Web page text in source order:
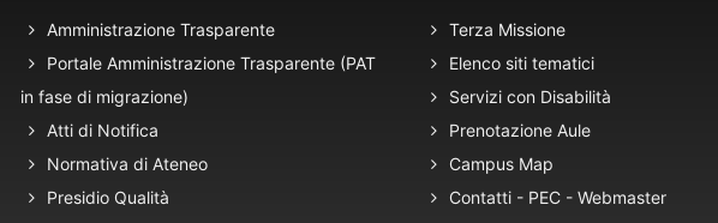
Amministrazione Trasparente
Portale Amministrazione Trasparente (PAT
in fase di migrazione)
Atti di Notifica
Normativa di Ateneo
Presidio Qualità
Terza Missione
Elenco siti tematici
Servizi con Disabilità
Prenotazione Aule
Campus Map
Contatti - PEC - Webmaster